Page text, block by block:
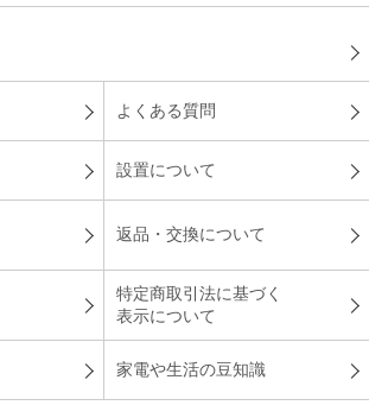
よくある質問
設置について
返品・交換について
特定商取引法に基づく
表示について
家電や生活の豆知識